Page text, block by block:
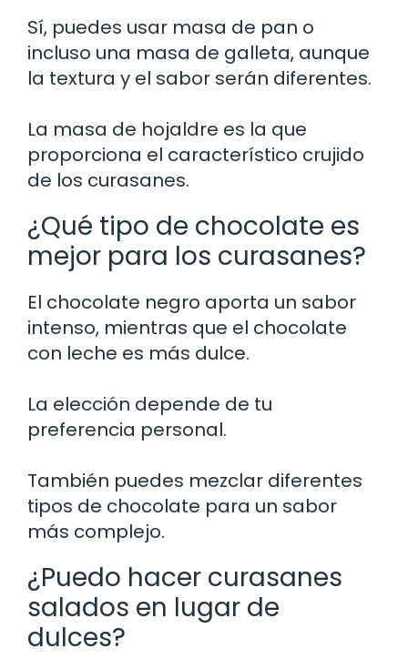
Sí, puedes usar masa de pan o
incluso una masa de galleta, aunque
la textura y el sabor serán diferentes.
La masa de hojaldre es la que
proporciona el característico crujido
de los curasanes.
¿Qué tipo de chocolate es
mejor para los curasanes?
El chocolate negro aporta un sabor
intenso, mientras que el chocolate
con leche es más dulce.
La elección depende de tu
preferencia personal.
También puedes mezclar diferentes
tipos de chocolate para un sabor
más complejo.
¿Puedo hacer curasanes
salados en lugar de
dulces?